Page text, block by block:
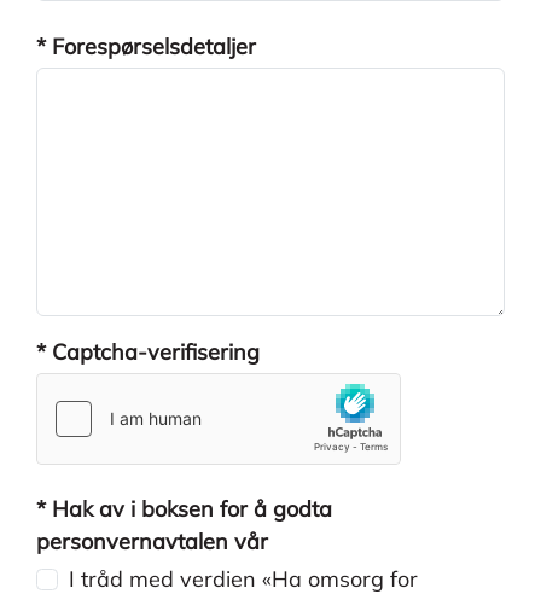
* Forespørselsdetaljer
* Captcha-verifisering
* Hak av i boksen for å godta
personvernavtalen vår
I tråd med verdien «Ha omsorg for